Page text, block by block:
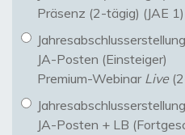
Präsenz (2-tägig) (JAE 1)
JA-Posten (Einsteiger)
Premium-Webinar Live
JA-Posten + LB